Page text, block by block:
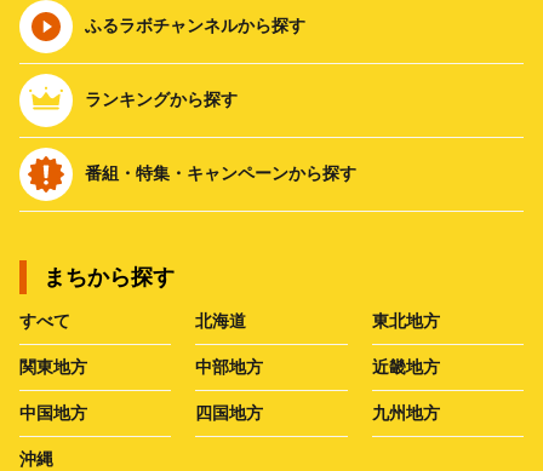
ふるラボチャンネルから探す
ランキングから探す
番組・特集・キャンペーンから探す
まちから探す
すべて 北海道 東北地方
関東地方 中部地方 近畿地方
中国地方 四国地方 九州地方
沖縄